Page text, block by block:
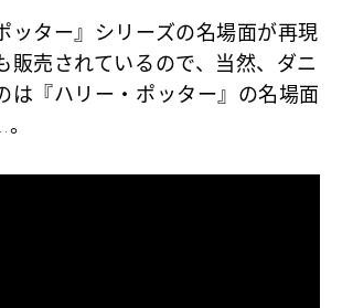
ッター』シリーズの名場面が再現
販売されているので、当然、ダニ
は『ハリー・ポッター』の名場面